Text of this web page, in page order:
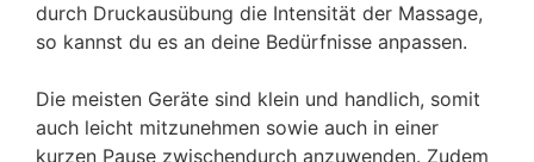
durch Druckausübung die Intensität der Massage,
so kannst du es an deine Bedürfnisse anpassen.
Die meisten Geräte sind klein und handlich, somit
auch leicht mitzunehmen sowie auch in einer
kurzen Pause zwischendurch anzuwenden. Zudem